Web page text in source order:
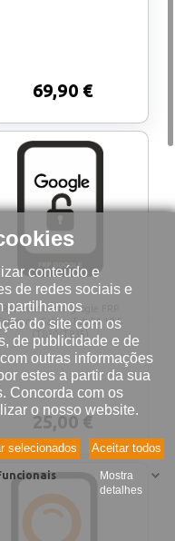
conteúdo e
de redes sociais e
partilhamos
do site com os
de publicidade e de
outras informações
estes a partir da sua
Concorda com os
o nosso website.
Aceitar todos
selecionados
Mostra
detalhes
69,90 €
Remover conta google FRP
Galaxy Tab S4 10.5
(T830/T835)
25,00 €